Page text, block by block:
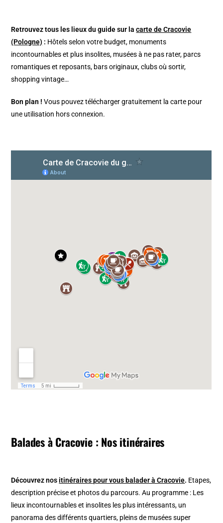
Retrouvez tous les lieux du guide sur lacarte de Cracovie
(Pologne) : Hôtels selon votre budget, monuments
incontournables et plus insolites, musées à ne pas rater, parcs
romantiques et reposants, bars originaux, clubs où sortir,
shopping vintage…
Bon plan ! Vous pouvez télécharger gratuitement la carte pour
une utilisation hors connexion.
Balades à Cracovie : Nos itinéraires
Découvrez nos itinéraires pour vous balader à Cracovie. Etapes,
description précise et photos du parcours. Au programme : Les
lieux incontournables et insolites les plus intéressants, un
panorama des différents quartiers, pleins de musées super